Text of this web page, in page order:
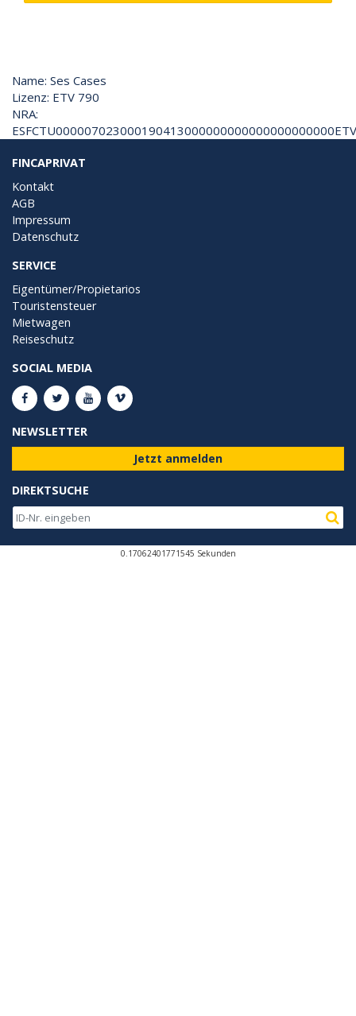
Name: Ses Cases
Lizenz: ETV 790
NRA:
FINCAPRIVAT
Kontakt
AGB
Impressum
Datenschutz
SERVICE
Eigentümer/Propietarios
Touristensteuer
Mietwagen
Reiseschutz
SOCIAL MEDIA
NEWSLETTER
Jetzt anmelden
DIREKTSUCHE
0.17062401771545 Sekunden